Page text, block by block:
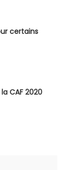
certains
CAF 2020